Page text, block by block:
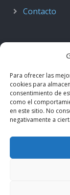
Para ofrecer las
cookies para
consentimiento de
como el
en este sitio. No
negativamente a
Contacto
autores